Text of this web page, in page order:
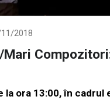
2018
la ora 13:00, în cadrul